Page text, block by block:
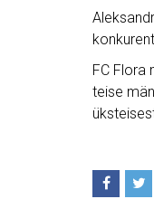
FC Flora
teise